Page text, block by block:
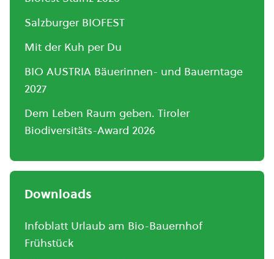
Salzburger BIOFEST
Mit der Kuh per Du
BIO AUSTRIA Bäuerinnen- und Bauerntage
2027
Dem Leben Raum geben. Tiroler
Biodiversitäts-Award 2026
Downloads
Infoblatt Urlaub am Bio-Bauernhof
Frühstück